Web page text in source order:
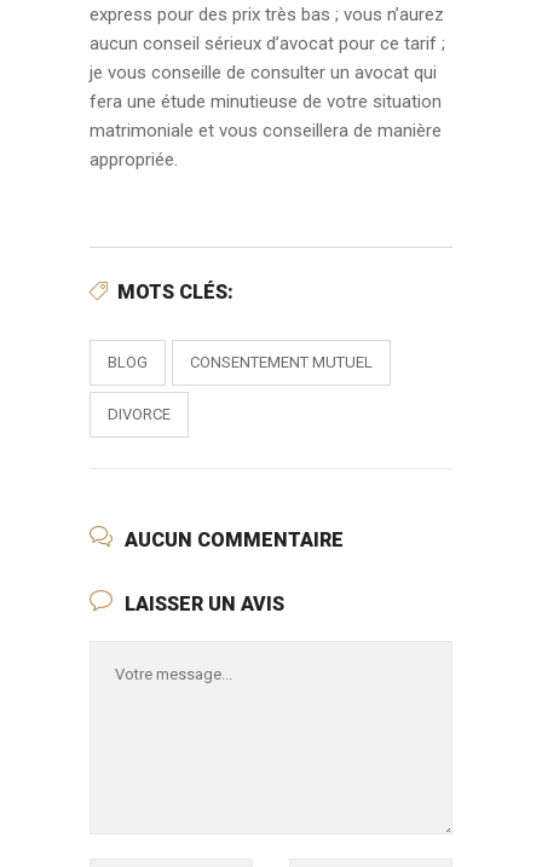
express pour des prix très bas ; vous n’aurez
aucun conseil sérieux d’avocat pour ce tarif ;
je vous conseille de consulter un avocat qui
fera une étude minutieuse de votre situation
matrimoniale et vous conseillera de manière
appropriée.
MOTS CLÉS:
BLOG CONSENTEMENT MUTUEL
DIVORCE
AUCUN COMMENTAIRE
LAISSER UN AVIS